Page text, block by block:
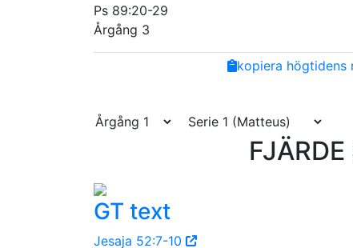
Ps 89:20-29
Årgång 3
EmailCopy
kopiera högtidens
GT text
Jesaja 52:7-10